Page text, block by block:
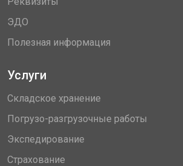
ЭДО
Полезная информация
Услуги
Складское хранение
Погрузо-разгрузочные работы
Экспедирование
Страхование